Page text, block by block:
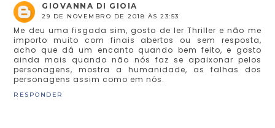
GIOVANNA DI GIOIA
29 DE NOVEMBRO DE 2018 ÀS 23:53
Me deu uma fisgada sim, gosto de ler Thriller e não me
importo muito com finais abertos ou sem resposta,
acho que dá um encanto quando bem feito, e gosto
ainda mais quando não nós faz se apaixonar pelos
personagens, mostra a humanidade, as falhas dos
personagens assim como em nós.
RESPONDER